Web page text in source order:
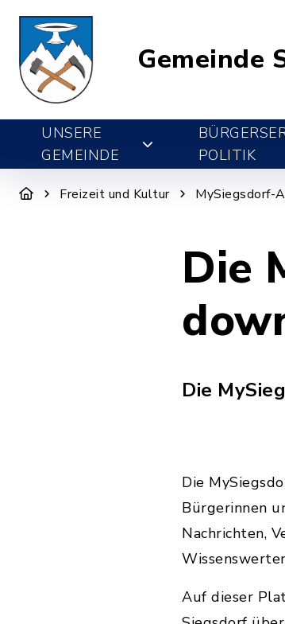
Gemeinde
UNSERE
GEMEINDE
POLITIK
Freizeit und Kultur MySiegsdorf-
Die
Die
Die
Bürgerinnen
Nachrichten,
Auf dieser